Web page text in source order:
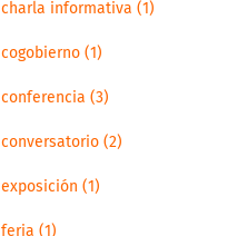
charla informativa (1)
cogobierno (1)
conferencia (3)
conversatorio (2)
exposición (1)
feria (1)